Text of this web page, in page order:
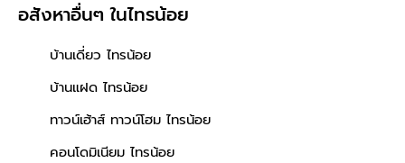
อสังหาอื่นๆในไทรน้อย
บ้านเดี่ยว ไทรน้อย
บ้านแฝด ไทรน้อย
ทาวน์เฮ้าส์ ทาวน์โฮม ไทรน้อย
คอนโดมิเนียม ไทรน้อย